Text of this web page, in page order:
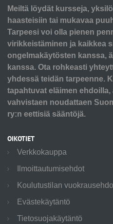
Meiltä löydät kursseja,
haasteisiin tai mukavaa
Tarpeesi voi olla pienen
virikkeistäminen ja kaikkea
ongelmakäytösten kanssa,
kanssa. Ota rohkeasti
yhdessä teidän tarpeenne.
tapahtuvat eläimen
vahvistaen noudattaen
ry:n eettisiä sääntöjä.
OIKOTIET
Verkkokauppa
Ilmoittautumisehdot
Koulutustilan
Evästekäytäntö
Tietosuojakäytäntö